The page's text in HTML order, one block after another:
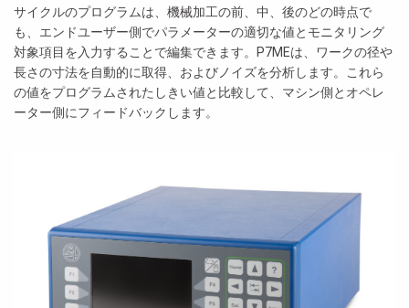
サイクルのプログラムは、機械加工の前、中、後のどの時点で
も、エンドユーザー側でパラメーターの適切な値とモニタリング
対象項目を入力することで編集できます。P7MEは、ワークの径や
長さの寸法を自動的に取得、およびノイズを分析します。これら
の値をプログラムされたしきい値と比較して、マシン側とオペレ
ーター側にフィードバックします。